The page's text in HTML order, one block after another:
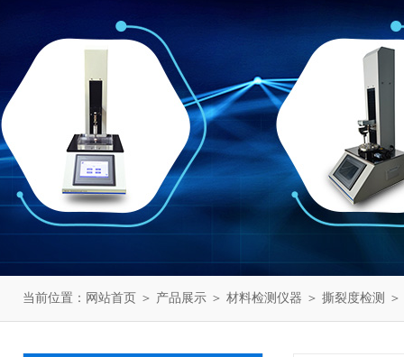
当前位置： 网站首页 ＞ 产品展示 ＞ 材料检测仪器 ＞ 撕裂度检测